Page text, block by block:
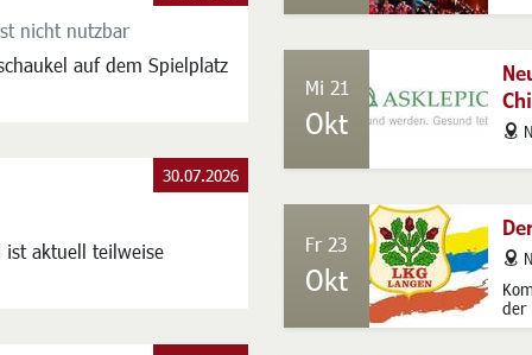
nicht nutzbar
auf dem Spielplatz
aktuell teilweise
30.07.2026
Mi 21
Okt address
der
Fr 23
Okt
address